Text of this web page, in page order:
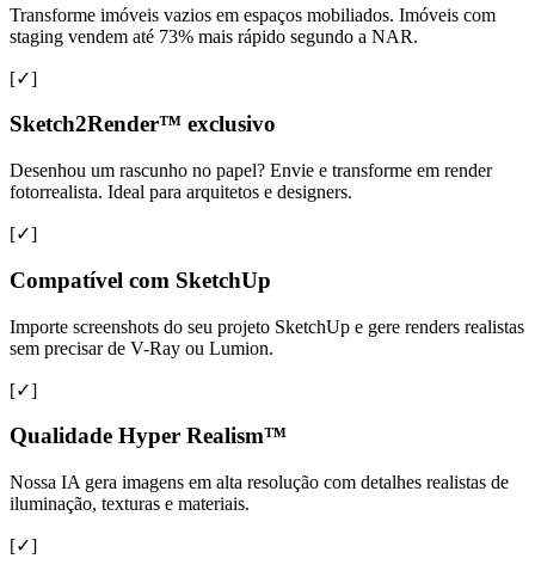
Transforme imóveis vazios em espaços mobiliados. Imóveis com
staging vendem até 73% mais rápido segundo a NAR.
[✓]
Sketch2Render™ exclusivo
Desenhou um rascunho no papel? Envie e transforme em render
fotorrealista. Ideal para arquitetos e designers.
[✓]
Compatível com SketchUp
Importe screenshots do seu projeto SketchUp e gere renders realistas
sem precisar de V-Ray ou Lumion.
[✓]
Qualidade Hyper Realism™
Nossa IA gera imagens em alta resolução com detalhes realistas de
iluminação, texturas e materiais.
[✓]